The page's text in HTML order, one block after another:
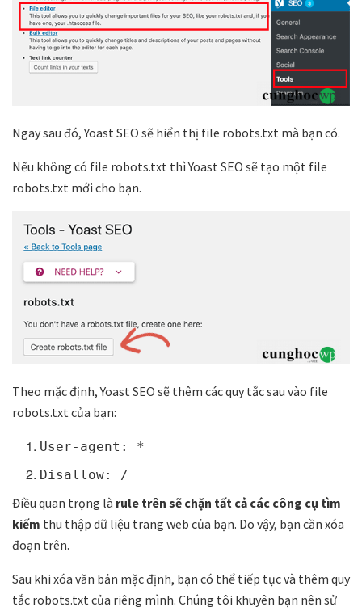
Ngay sau đó, Yoast SEO sẽ hiển thị file robots.txt mà bạn có.
Nếu không có file robots.txt thì Yoast SEO sẽ tạo một file
robots.txt mới cho bạn.
Theo mặc định, Yoast SEO sẽ thêm các quy tắc sau vào file
robots.txt của bạn:
User-agent: *
Disallow: /
Điều quan trọng là rule trên sẽ chặn tất cả các công cụ tìm
kiếm thu thập dữ liệu trang web của bạn. Do vậy, bạn cần xóa
đoạn trên.
Sau khi xóa văn bản mặc định, bạn có thể tiếp tục và thêm quy
tắc robots.txt của riêng mình. Chúng tôi khuyên bạn nên sử